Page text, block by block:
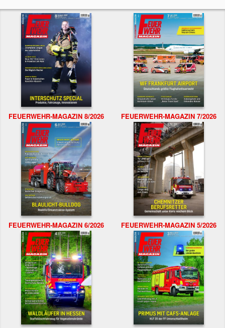
FEUERWEHR-MAGAZIN 8/2026 FEUERWEHR-MAGAZIN 7/2026
FEUERWEHR-MAGAZIN 6/2026 FEUERWEHR-MAGAZIN 5/2026